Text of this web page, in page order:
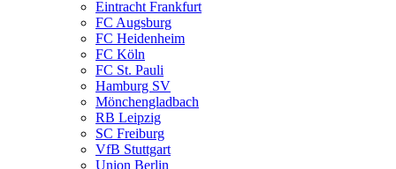
Eintracht Frankfurt
FC Augsburg
FC Heidenheim
FC Köln
FC St. Pauli
Hamburg SV
Mönchengladbach
RB Leipzig
SC Freiburg
VfB Stuttgart
Union Berlin